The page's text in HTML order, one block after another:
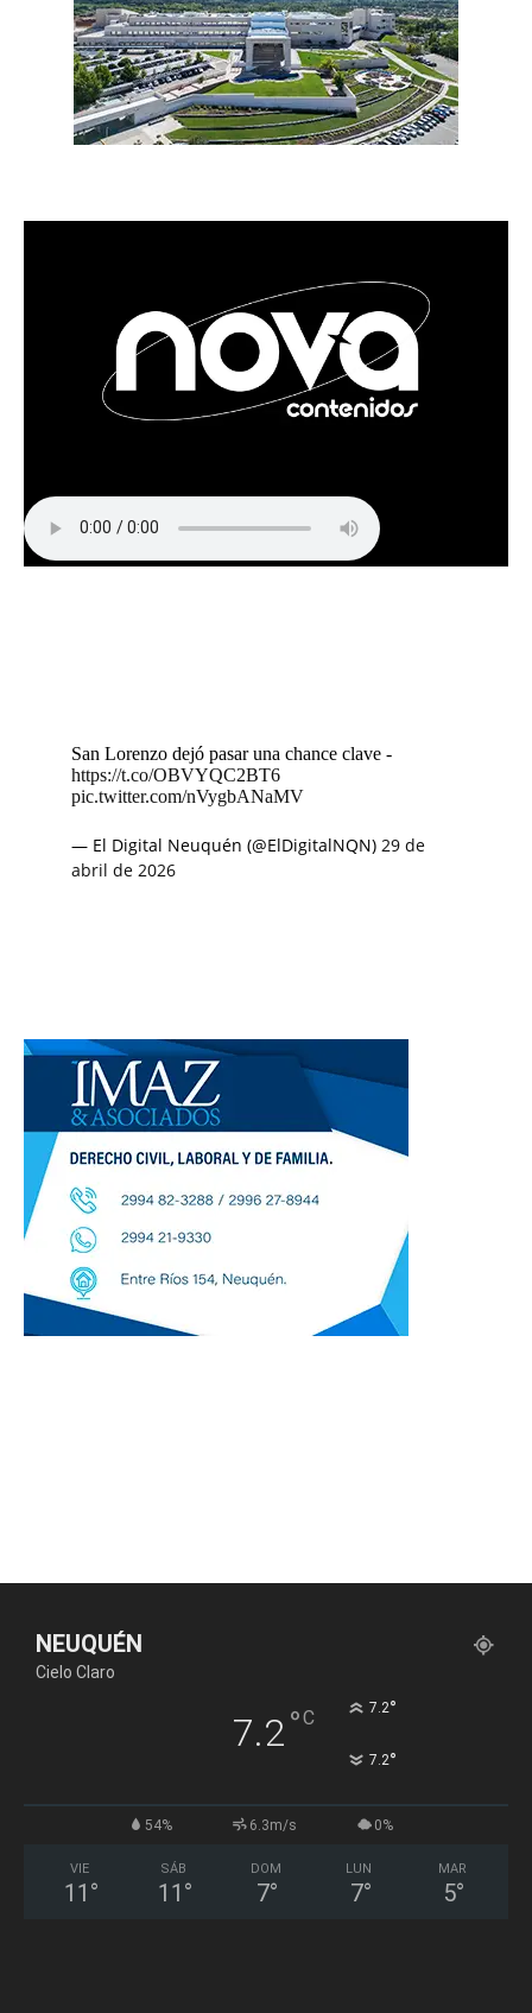
San Lorenzo dejó pasar una chance clave -
https://t.co/OBVYQC2BT6
pic.twitter.com/nVygbANaMV
— El Digital Neuquén (@ElDigitalNQN) 29 de
abril de 2026
NEUQUÉN
Cielo Claro
7.2°C 7.2°
7.2°
54% 6.3m/s 0%
VIE
11 °
SÁB
11 °
DOM
7°
LUN
7°
MAR
5°